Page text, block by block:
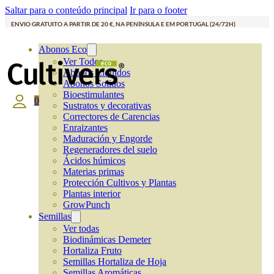
Saltar para o conteúdo principal Ir para o footer
ENVIO GRATUITO A PARTIR DE 20 €, NA PENÍNSULA E EM PORTUGAL (24/72H)
Abonos Eco
Ver Todos
Abonos Líquidos
Abonos Solidos
Bioestimulantes
Sustratos y decorativas
Correctores de Carencias
Enraizantes
Maduración y Engorde
Regeneradores del suelo
Ácidos húmicos
Materias primas
Protección Cultivos y Plantas
Plantas interior
GrowPunch
Semillas
Ver todas
Biodinámicas Demeter
Hortaliza Fruto
Semillas Hortaliza de Hoja
0